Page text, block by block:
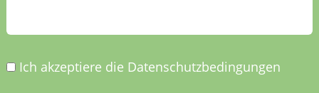
Ich akzeptiere die Datenschutzbedingungen